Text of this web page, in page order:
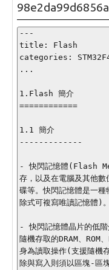
---
title: Flash
categories:
...
1.Flash 簡介
============
1.1 簡介
-------------
- 快閃記憶體(Flash
存，以及在電腦及其他
碟等。快閃記憶體是一種
除式可複寫唯讀記憶體)。
- 快閃記憶體晶片的低階
隨機存取的DRAM、
身為讀取操作(支援隨機
除與寫入則須以區塊-